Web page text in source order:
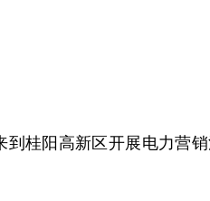
到桂阳高新区开展电力营